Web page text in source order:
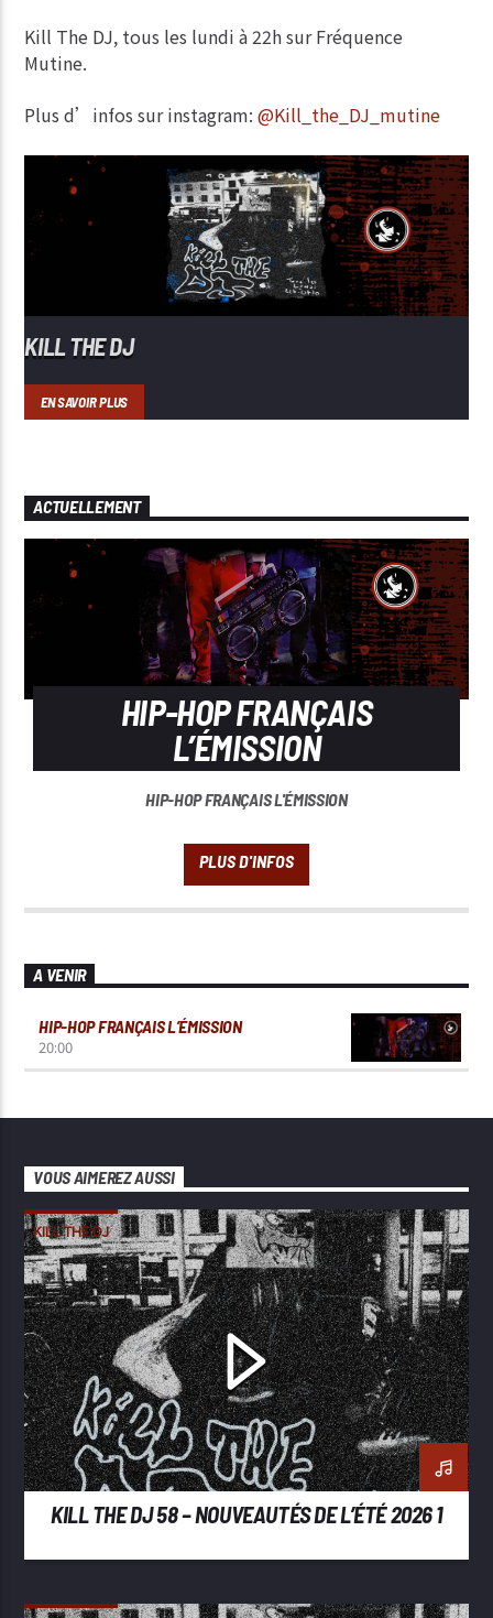
Kill The DJ, tous les lundi à 22h sur Fréquence
Mutine.
Plus d’infos sur instagram:@Kill_the_DJ_mutine
KILL THE DJ
EN SAVOIR PLUS
ACTUELLEMENT
HIP-HOP FRANÇAIS
L’ÉMISSION
HIP-HOP FRANÇAIS L'ÉMISSION
A VENIR
HIP-HOP FRANÇAIS L’ÉMISSION
20:00
VOUS AIMEREZ AUSSI
KILL THE DJ
KILL THE DJ 58 – NOUVEAUTÉS DE L’ÉTÉ 2026 1